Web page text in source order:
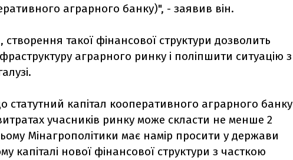
аграрного банку)", - заявив він.
такої фінансової структури дозволить
аграрного ринку і поліпшити ситуацію з
статутний капітал кооперативного аграрного банку
учасників ринку може скласти не менше 2
Мінагрополітики має намір просити у держави
капіталі нової фінансової структури з часткою